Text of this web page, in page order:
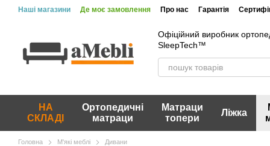
Перейти до основного контенту
Наші магазини Де моє замовлення Про нас Гарантія
Офіційний виробник
SleepTech™
НА
СКЛАДІ
Ортопедичні
матраци
Матраци
топери
Ліжка
Головна М'які меблі Дивани